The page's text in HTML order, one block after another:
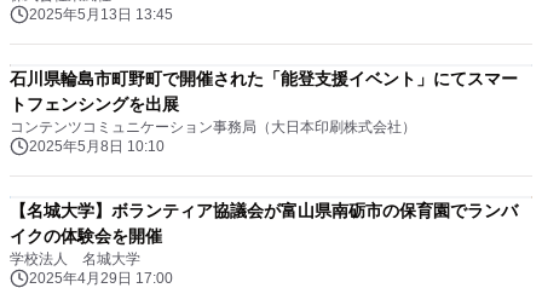
2025年5月13日 13:45
石川県輪島市町野町で開催された「能登支援イベント」にてスマー
トフェンシングを出展
コンテンツコミュニケーション事務局（大日本印刷株式会社）
2025年5月8日 10:10
【名城大学】ボランティア協議会が富山県南砺市の保育園でランバ
イクの体験会を開催
学校法人 名城大学
2025年4月29日 17:00